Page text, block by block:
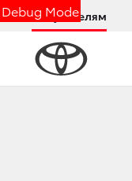
Debug Mode
Покупателям